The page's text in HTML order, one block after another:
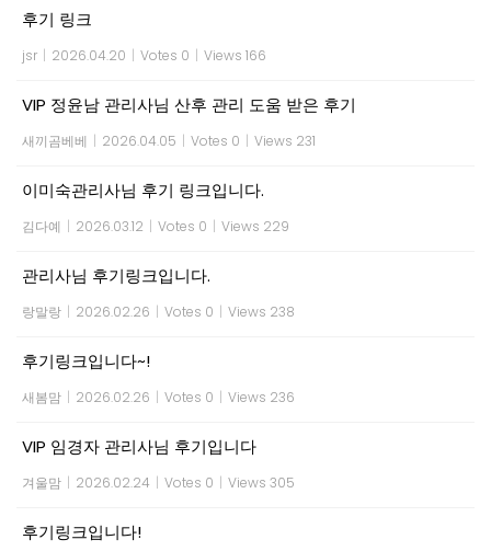
후기 링크
jsr | 2026.04.20 | Votes 0 | Views 166
VIP 정윤남 관리사님 산후 관리 도움 받은 후기
새끼곰베베 | 2026.04.05 | Votes 0 | Views 231
이미숙관리사님 후기 링크입니다.
김다예 | 2026.03.12 | Votes 0 | Views 229
관리사님 후기링크입니다.
랑말랑 | 2026.02.26 | Votes 0 | Views 238
후기링크입니다~!
새봄맘 | 2026.02.26 | Votes 0 | Views 236
VIP 임경자 관리사님 후기입니다
겨울맘 | 2026.02.24 | Votes 0 | Views 305
후기링크입니다!